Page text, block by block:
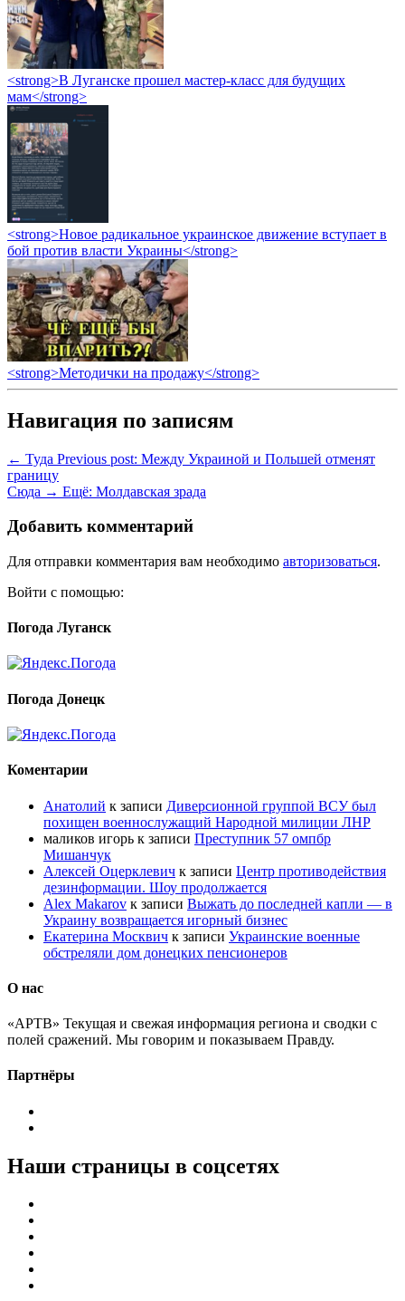
<strong>В Луганске прошел мастер-класс для будущих
мам</strong>
<strong>Новое радикальное украинское движение вступает в
бой против власти Украины</strong>
<strong>Методички на продажу</strong>
Навигация по записям
← Туда Previous post: Между Украиной и Польшей отменят
границу
Сюда → Ещё: Молдавская зрада
Добавить комментарий
Для отправки комментария вам необходимо авторизоваться.
Войти с помощью:
Погода Луганск
Погода Донецк
Коментарии
Анатолий к записи Диверсионной группой ВСУ был
похищен военнослужащий Народной милиции ЛНР
маликов игорь к записи Преступник 57 омпбр
Мишанчук
Алексей Оцерклевич к записи Центр противодействия
дезинформации. Шоу продолжается
Alex Makarov к записи Выжать до последней капли — в
Украину возвращается игорный бизнес
Екатерина Москвич к записи Украинские военные
обстреляли дом донецких пенсионеров
О нас
«АРТВ» Текущая и свежая информация региона и сводки с
полей сражений. Мы говорим и показываем Правду.
Партнёры
Наши страницы в соцсетях